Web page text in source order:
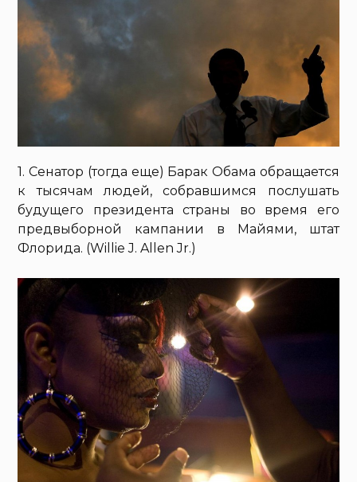
1. Сенатор (тогда еще) Барак Обама обращается
к тысячам людей, собравшимся послушать
будущего президента страны во время его
предвыборной кампании в Майями, штат
Флорида. (Willie J. Allen Jr.)